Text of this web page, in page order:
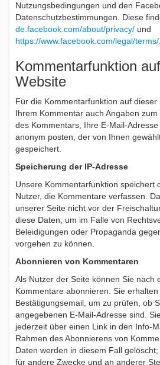
Nutzungsbedingungen und den
Datenschutzbestimmungen. Diese
de.facebook.com/about/privacy/ und
https://www.facebook.com/legal/terms/
Kommentarfunktion
Website
Für die Kommentarfunktion auf dieser
Ihrem Kommentar auch Angaben
des Kommentars, Ihre E-Mail-
anonym posten, der von Ihnen
gespeichert.
Speicherung der IP-Adresse
Unsere Kommentarfunktion speichert
Nutzer, die Kommentare verfassen.
unserer Seite nicht vor der
diese Daten, um im Falle von
Beleidigungen oder Propaganda
vorgehen zu können.
Abonnieren von Kommentaren
Als Nutzer der Seite können Sie nach
Kommentare abonnieren. Sie
Bestätigungsemail, um zu prüfen, ob
angegebenen E-Mail-Adresse sind.
jederzeit über einen Link in den Info-
Rahmen des Abonnierens von
Daten werden in diesem Fall
für andere Zwecke und an anderer